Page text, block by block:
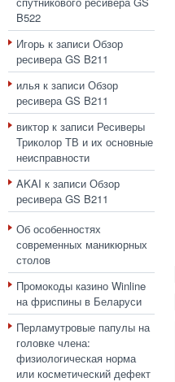
B522
Игорь к записи Обзор
ресивера GS B211
илья к записи Обзор
ресивера GS B211
виктор к записи Ресиверы
Триколор ТВ и их основные
неисправности
AKAI к записи Обзор
ресивера GS B211
Об особенностях
современных маникюрных
столов
Промокоды казино Winline
на фриспины в Беларуси
Перламутровые папулы на
головке члена:
физиологическая норма
или косметический дефект